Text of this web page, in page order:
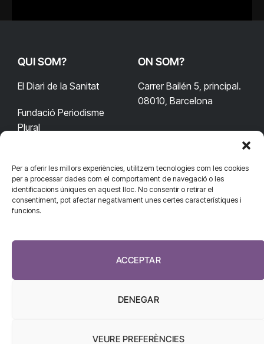
Per a oferir les millors experiències, utilitzem tecnologies com les cookies
per a processar dades com el comportament de navegació o les
identificacions úniques en aquest lloc. No consentir o retirar el
consentiment, pot afectar negativament unes certes característiques i
funcions.
ACCEPTAR
DENEGAR
VEURE PREFERÈNCIES
QUI SOM?
El Diari de la Sanitat
Fundació Periodisme
Plural
ON SOM?
Carrer Bailén 5, principal.
08010, Barcelona
CONTACTA'NS
redaccio@diarisanitat.cat
932 311 247
CONNECTA